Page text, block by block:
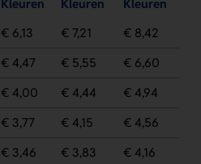
Kleuren Kleuren
Kleuren
€ 6,13 € 7,21
€ 8,42
€ 4,47 € 5,55
€ 6,60
€ 4,00 € 4,44
€ 4,94
€ 3,77 € 4,15
€ 4,56
€ 3,46 € 3,83
€ 4,16